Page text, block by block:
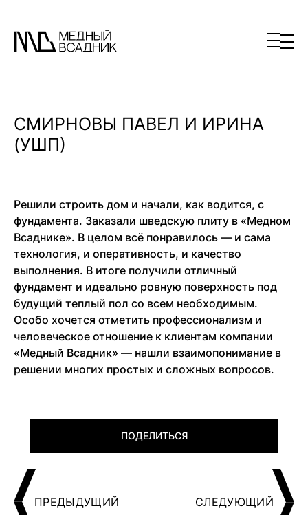
СМИРНОВЫ ПАВЕЛ И ИРИНА
(УШП)
Решили строить дом и начали, как водится, с
фундамента. Заказали шведскую плиту в «Медном
Всаднике». В целом всё понравилось — и сама
технология, и оперативность, и качество
выполнения. В итоге получили отличный
фундамент и идеально ровную поверхность под
будущий теплый пол со всем необходимым.
Особо хочется отметить профессионализм и
человеческое отношение к клиентам компании
«Медный Всадник» — нашли взаимопонимание в
решении многих простых и сложных вопросов.
ПОДЕЛИТЬСЯ
ПРЕДЫДУЩИЙ СЛЕДУЮЩИЙ